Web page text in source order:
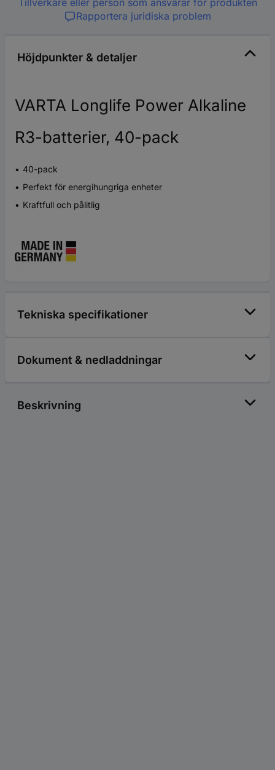
Rapportera juridiska problem
Höjdpunkter & detaljer
VARTA Longlife Power Alkaline
R3-batterier, 40-pack
40-pack
Perfekt för energihungriga enheter
Kraftfull och pålitlig
Tekniska specifikationer
Dokument & nedladdningar
Beskrivning